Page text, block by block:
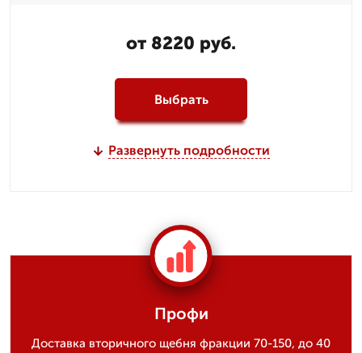
от 8220 руб.
Выбрать
Развернуть подробности
Профи
Доставка вторичного щебня фракции 70-150, до 40